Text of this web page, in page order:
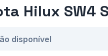
Hilux SW4
disponível